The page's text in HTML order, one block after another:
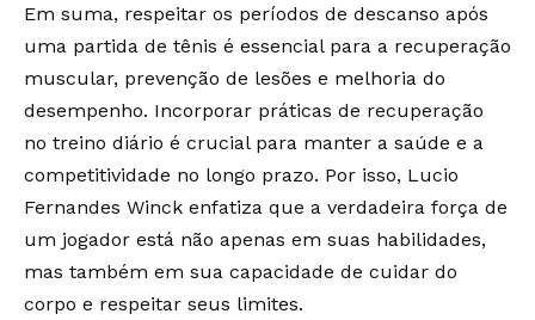
Em suma, respeitar os períodos de descanso após
uma partida de tênis é essencial para a recuperação
muscular, prevenção de lesões e melhoria do
desempenho. Incorporar práticas de recuperação
no treino diário é crucial para manter a saúde e a
competitividade no longo prazo. Por isso, Lucio
Fernandes Winck enfatiza que a verdadeira força de
um jogador está não apenas em suas habilidades,
mas também em sua capacidade de cuidar do
corpo e respeitar seus limites.